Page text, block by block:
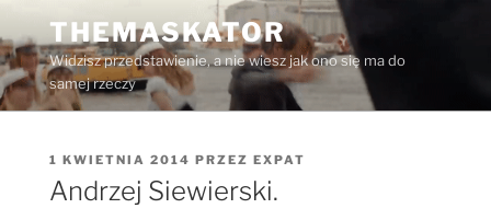
do
treści
THEMASKATOR
Widzisz przedstawienie, a nie wiesz jak ono się ma do
samej rzeczy
OPUBLIKOWANE
W
1 KWIETNIA 2014 PRZEZ EXPAT
Andrzej Siewierski.